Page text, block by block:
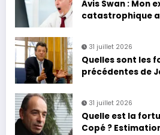
Avis Swan : Mon
catastrophique
31 juillet 2026
Quelles sont les
précédentes de
31 juillet 2026
Quelle est la
Copé ?